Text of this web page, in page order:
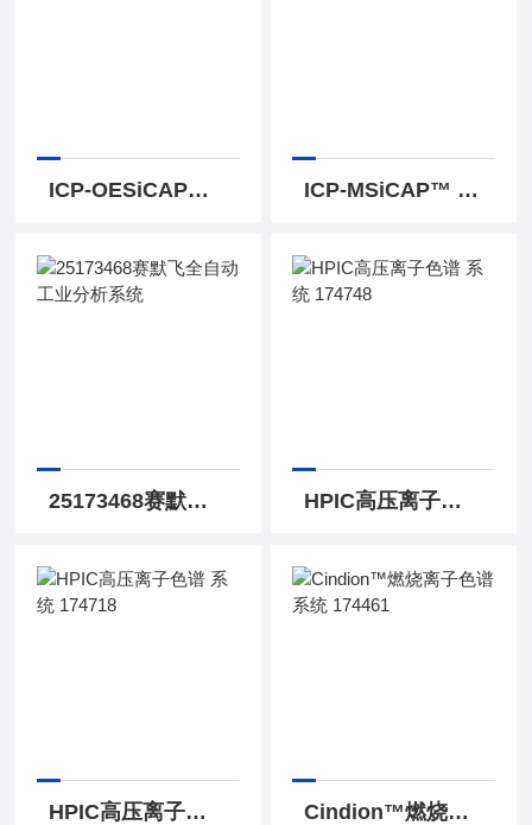
ICP-OESiCAP™ PRO 173753 ICP-MSiCAP™ MTX 三重四 169818
25173468赛默飞全自动工业分析系统 HPIC高压离子色谱 系统 174748
HPIC高压离子色谱 系统 174718 Cindion™燃烧离子色谱系统 174461